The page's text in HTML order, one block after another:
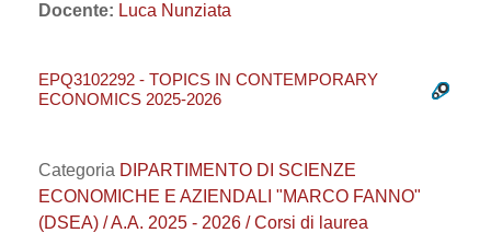
Docente: Luca Nunziata
EPQ3102292 - TOPICS IN CONTEMPORARY
ECONOMICS 2025-2026
Categoria DIPARTIMENTO DI SCIENZE
ECONOMICHE E AZIENDALI "MARCO FANNO"
(DSEA) / A.A. 2025 - 2026 / Corsi di laurea